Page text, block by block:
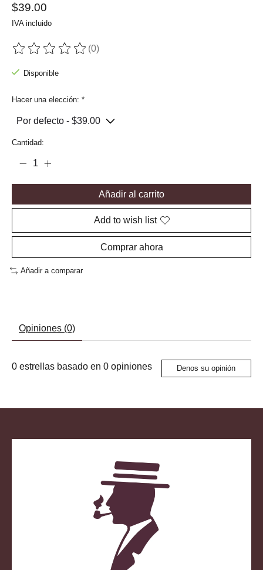
$39.00
IVA incluido
The rating of this product is
(0)
Disponible
Hacer una elección: *
Cantidad:
Añadir al carrito
Add to wish list
Comprar ahora
Añadir a comparar
Opiniones (0)
0 estrellas basado en 0 opiniones Denos su opinión